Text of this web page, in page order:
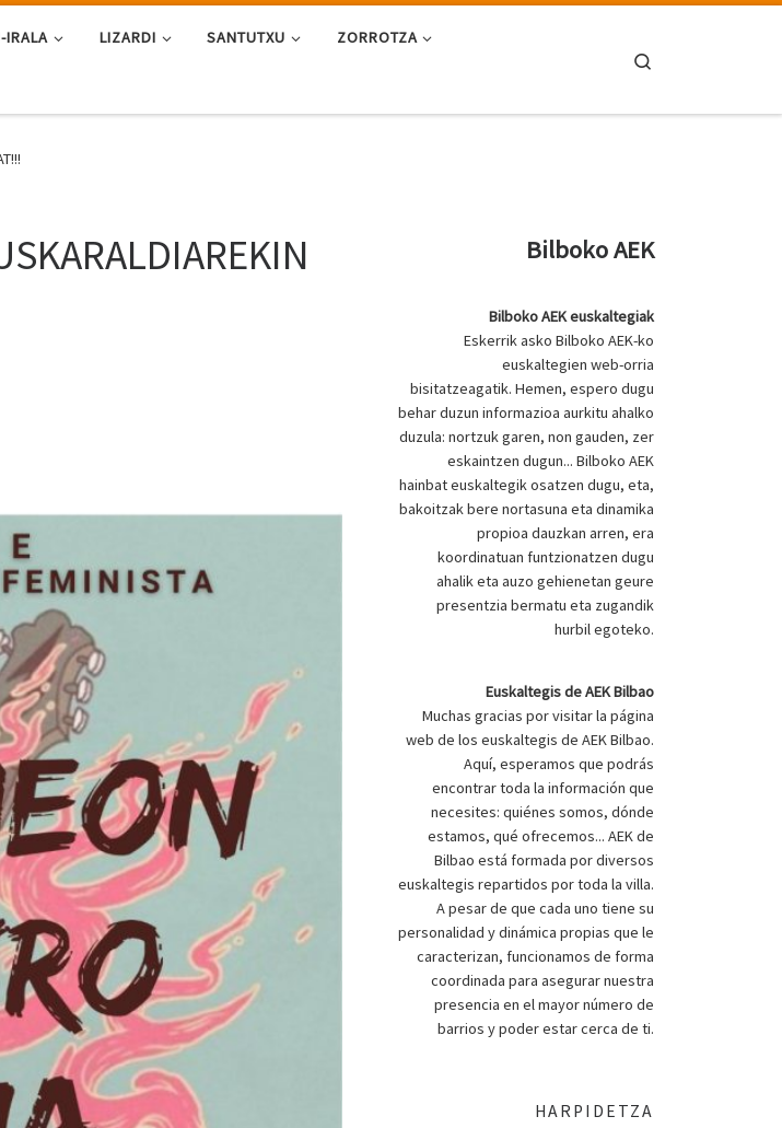
IRALA LIZARDI SANTUTXU ZORROTZA
Bilboko AEK
Bilboko AEK euskaltegiak
Eskerrik asko Bilboko AEK-ko
euskaltegien web-orria
bisitatzeagatik. Hemen, espero dugu
behar duzun informazioa aurkitu ahalko
duzula: nortzuk garen, non gauden, zer
eskaintzen dugun... Bilboko AEK
hainbat euskaltegik osatzen dugu, eta,
bakoitzak bere nortasuna eta dinamika
propioa dauzkan arren, era
koordinatuan funtzionatzen dugu
ahalik eta auzo gehienetan geure
presentzia bermatu eta zugandik
hurbil egoteko.
Euskaltegis de AEK Bilbao
Muchas gracias por visitar la página
web de los euskaltegis de AEK Bilbao.
Aquí, esperamos que podrás
encontrar toda la información que
necesites: quiénes somos, dónde
estamos, qué ofrecemos... AEK de
Bilbao está formada por diversos
euskaltegis repartidos por toda la villa.
A pesar de que cada uno tiene su
personalidad y dinámica propias que le
caracterizan, funcionamos de forma
coordinada para asegurar nuestra
presencia en el mayor número de
barrios y poder estar cerca de ti.
HARPIDETZA